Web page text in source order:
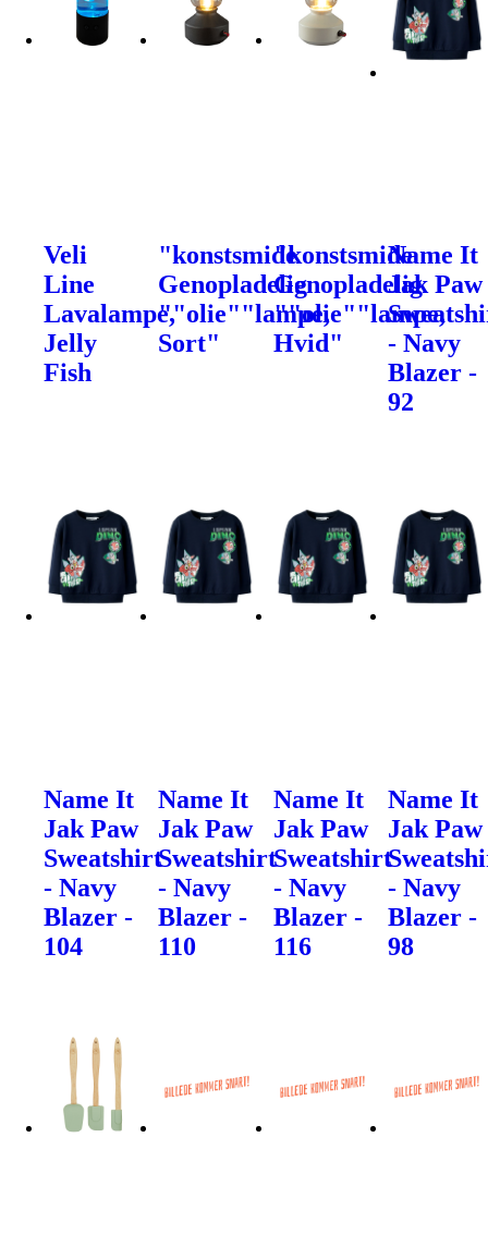
Veli
Line
Lavalampe,
Jelly
Fish
"konstsmide
Genopladelig
""olie""lampe,
Sort"
"konstsmide
Genopladelig
""olie""lampe,
Hvid"
Name It
Jak Paw
- Navy
Blazer -
92
Name It
Jak Paw
Sweatshirt
- Navy
Blazer -
104
Name It
Jak Paw
Sweatshirt
- Navy
Blazer -
110
Name It
Jak Paw
Sweatshirt
- Navy
Blazer -
116
Name It
Jak Paw
- Navy
Blazer -
98